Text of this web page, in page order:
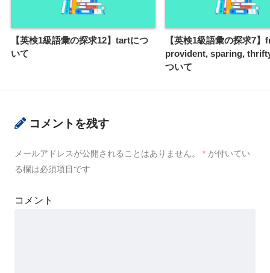
【英検1級語彙の探求12】tartにつ
いて
【英検1級語彙の探求7】
provident, sparing,
ついて
コメントを残す
メールアドレスが公開されることはありません。 * が付いてい
る欄は必須項目です
コメント